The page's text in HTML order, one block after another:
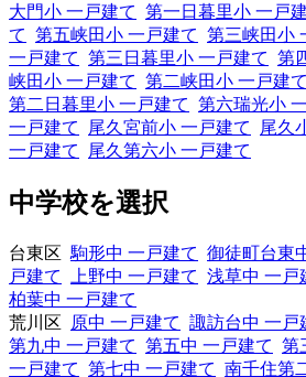
大門小 一戸建て 第一日暮里小 一戸
て 第五峡田小 一戸建て 第三峡田小
一戸建て 第三日暮里小 一戸建て 第
峡田小 一戸建て 第二峡田小 一戸建て
第二日暮里小 一戸建て 第六瑞光小
一戸建て
尾久宮前小 一戸建て 尾久
一戸建て
尾久第六小 一戸建て
中学校を選択
台東区 駒形中 一戸建て 御徒町台東
戸建て
上野中 一戸建て 浅草中 一戸
柏葉中 一戸建て
荒川区
原中 一戸建て 諏訪台中 一戸
第九中 一戸建て 第五中 一戸建て 第
一戸建て 第七中 一戸建て 南千住第